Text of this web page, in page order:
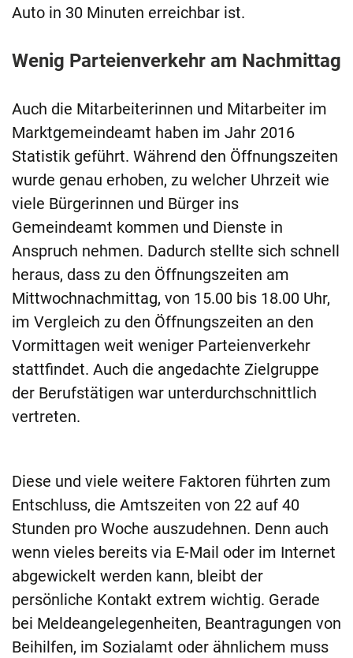
Auto in 30 Minuten erreichbar ist.
Wenig Parteienverkehr am Nachmittag
Auch die Mitarbeiterinnen und Mitarbeiter im
Marktgemeindeamt haben im Jahr 2016
Statistik geführt. Während den Öffnungszeiten
wurde genau erhoben, zu welcher Uhrzeit wie
viele Bürgerinnen und Bürger ins
Gemeindeamt kommen und Dienste in
Anspruch nehmen. Dadurch stellte sich schnell
heraus, dass zu den Öffnungszeiten am
Mittwochnachmittag, von 15.00 bis 18.00 Uhr,
im Vergleich zu den Öffnungszeiten an den
Vormittagen weit weniger Parteienverkehr
stattfindet. Auch die angedachte Zielgruppe
der Berufstätigen war unterdurchschnittlich
vertreten.
Diese und viele weitere Faktoren führten zum
Entschluss, die Amtszeiten von 22 auf 40
Stunden pro Woche auszudehnen. Denn auch
wenn vieles bereits via E-Mail oder im Internet
abgewickelt werden kann, bleibt der
persönliche Kontakt extrem wichtig. Gerade
bei Meldeangelegenheiten, Beantragungen von
Beihilfen, im Sozialamt oder ähnlichem muss